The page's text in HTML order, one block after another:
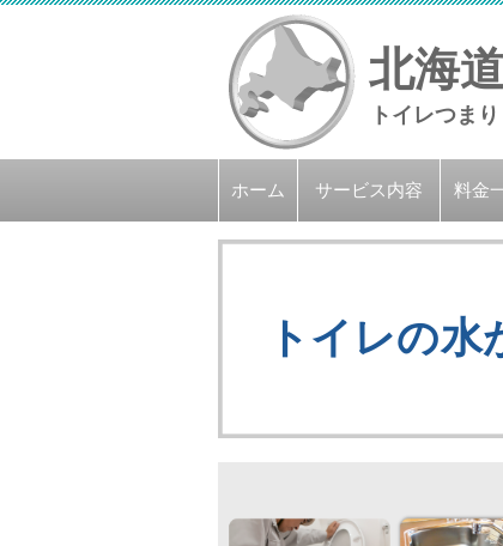
北海
トイレつま
ホーム サービス内容 料金
トイレの